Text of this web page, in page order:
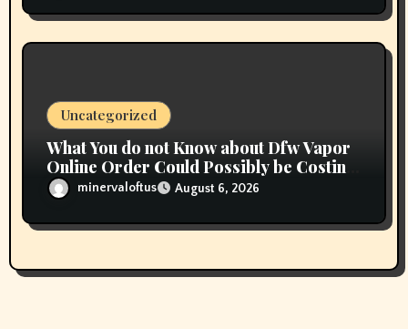
Uncategorized
What You do not Know about Dfw Vapor
Online Order Could Possibly be Costing
To Greater than You Suppose
minervaloftus August 6, 2026